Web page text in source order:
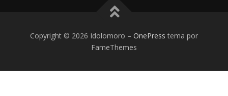
Copyright © 2026 Idolomoro – OnePress tema por
FameThemes